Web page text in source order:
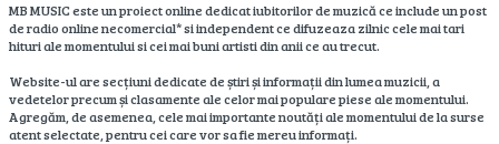
MB MUSIC este un proiect online dedicat iubitorilor de muzică ce include un post
de radio online necomercial* si independent ce difuzeaza zilnic cele mai tari
hituri ale momentului si cei mai buni artisti din anii ce au trecut.
Website-ul are secțiuni dedicate de știri și informații din lumea muzicii, a
vedetelor precum și clasamente ale celor mai populare piese ale momentului.
Agregăm, de asemenea, cele mai importante noutăți ale momentului de la surse
atent selectate, pentru cei care vor sa fie mereu informați.